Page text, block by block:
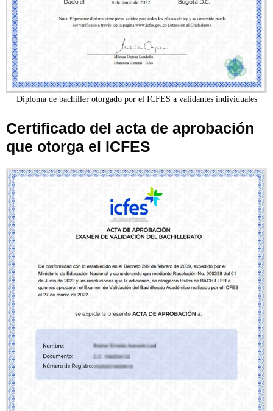
Diploma de bachiller otorgado por el ICFES a validantes individuales
Certificado del acta de aprobación
que otorga el ICFES